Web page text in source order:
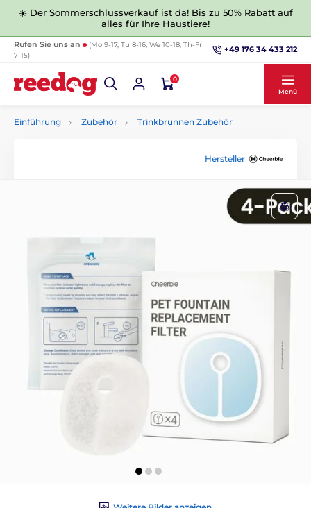
☀️ Der Sommerschlussverkauf ist da! Bis zu 50% Rabatt auf
alles für Ihre Haustiere!
Rufen Sie uns an
(Mo 9-17, Tu 8-16, We 10-18, Th-Fr
7-15)
+49 176 34 433 212
0
Menü
Einführung Zubehör Trinkbrunnen Zubehör
Hersteller